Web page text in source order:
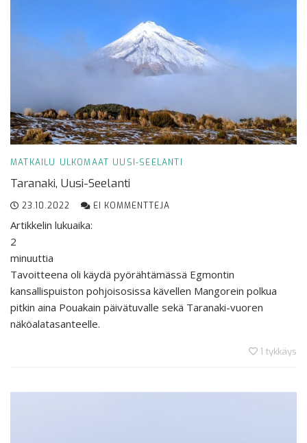
MATKAILU ULKOMAAT UUSI-SEELANTI
Taranaki, Uusi-Seelanti
23.10.2022 EI KOMMENTTEJA
Artikkelin lukuaika:
2
minuuttia
Tavoitteena oli käydä pyörähtämässä Egmontin
kansallispuiston pohjoisosissa kävellen Mangorein polkua
pitkin aina Pouakain päivätuvalle sekä Taranaki-vuoren
näköalatasanteelle.
1 tykkäys